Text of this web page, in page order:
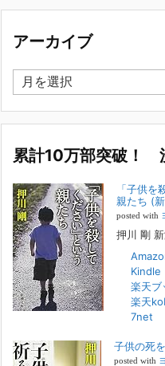
集英社オンラインのイ
画といえば集英社！」と
2023年3月1日
集英社オンラインのインタビュ
社！」というくらいの大御所が
ち」に興味を持ってくれたこと
名誉です。h[...]
若年層の子供の問題
『「子供を殺してください」と
象者をテーマにした回、「ケー
いました。こちらは、最終話を
す[...]
FBS福岡放送『目撃者f』
2022年2月27日
本日（日曜）深夜1時25分～
されます。「俺がつなげてやる
[...]
アーカイブ
ー
カ
ブ
累計10万部突破！
「子供を
親たち (
posted with
押川 剛
Kindle
楽天ブ
楽天
7net
子供の死
posted with